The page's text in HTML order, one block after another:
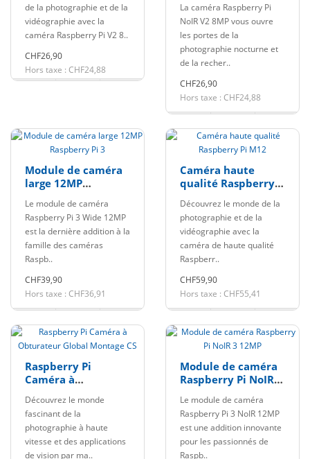
de la photographie et de la
vidéographie avec la
caméra Raspberry Pi V2 8..
CHF26,90
Hors taxe : CHF24,88
La caméra Raspberry Pi
NoIR V2 8MP vous ouvre
les portes de la
photographie nocturne et
de la recher..
CHF26,90
Hors taxe : CHF24,88
Module de caméra
large 12MP
Le module de caméra
Raspberry Pi 3 Wide 12MP
est la dernière addition à la
famille des caméras
Raspb..
CHF39,90
Hors taxe : CHF36,91
Caméra haute
qualité Raspberry
Découvrez le monde de la
photographie et de la
vidéographie avec la
caméra de haute qualité
Raspberr..
CHF59,90
Hors taxe : CHF55,41
Raspberry Pi
Caméra à
Montage CS
Découvrez le monde
fascinant de la
photographie à haute
vitesse et des applications
de vision par ma..
Module de caméra
Raspberry Pi NoIR 3
Le module de caméra
Raspberry Pi 3 NoIR 12MP
est une addition innovante
pour les passionnés de
Raspb..